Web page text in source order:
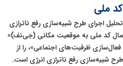
ملی
اجرای طرح شبیه‌سازی رفع ناترازی
کد ملی به موقعیت مکانی (جی‌نف)»
ظرفیت‌های اجتماعی»، را از
شبیه‌سازی رفع ناترازی انرژی است.